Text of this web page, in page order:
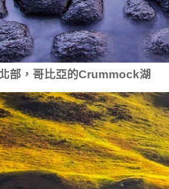
部，哥比亞的Crummock湖